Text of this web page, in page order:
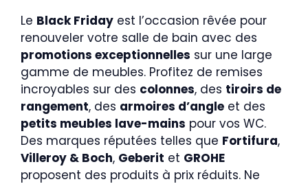
Le Black Friday est l’occasion rêvée pour
renouveler votre salle de bain avec des
promotions exceptionnelles sur une large
gamme de meubles. Profitez de remises
incroyables sur des colonnes, des tiroirs de
rangement, des armoires d’angle et des
petits meubles lave-mains pour vos WC.
Des marques réputées telles que Fortifura,
Villeroy & Boch, Geberit et GROHE
proposent des produits à prix réduits. Ne